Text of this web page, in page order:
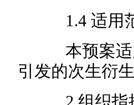
1.4 适用
本预案适
引发的次生衍